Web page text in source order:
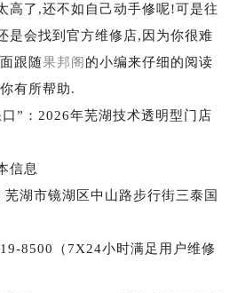
高了,还不如自己动手修呢!可是往
是会找到官方维修店,因为你很难
跟随果邦阁的小编来仔细的阅读
有所帮助.
”：2026年芜湖技术透明型门店
信息
湖市镜湖区中山路步行街三泰国
8500（7X24小时满足用户维修